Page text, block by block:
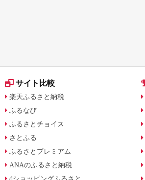
サイト比較
楽天ふるさと納税
ふるなび
ふるさとチョイス
さとふる
ふるさとプレミアム
ANAのふるさと納税
dショッピングふるさと